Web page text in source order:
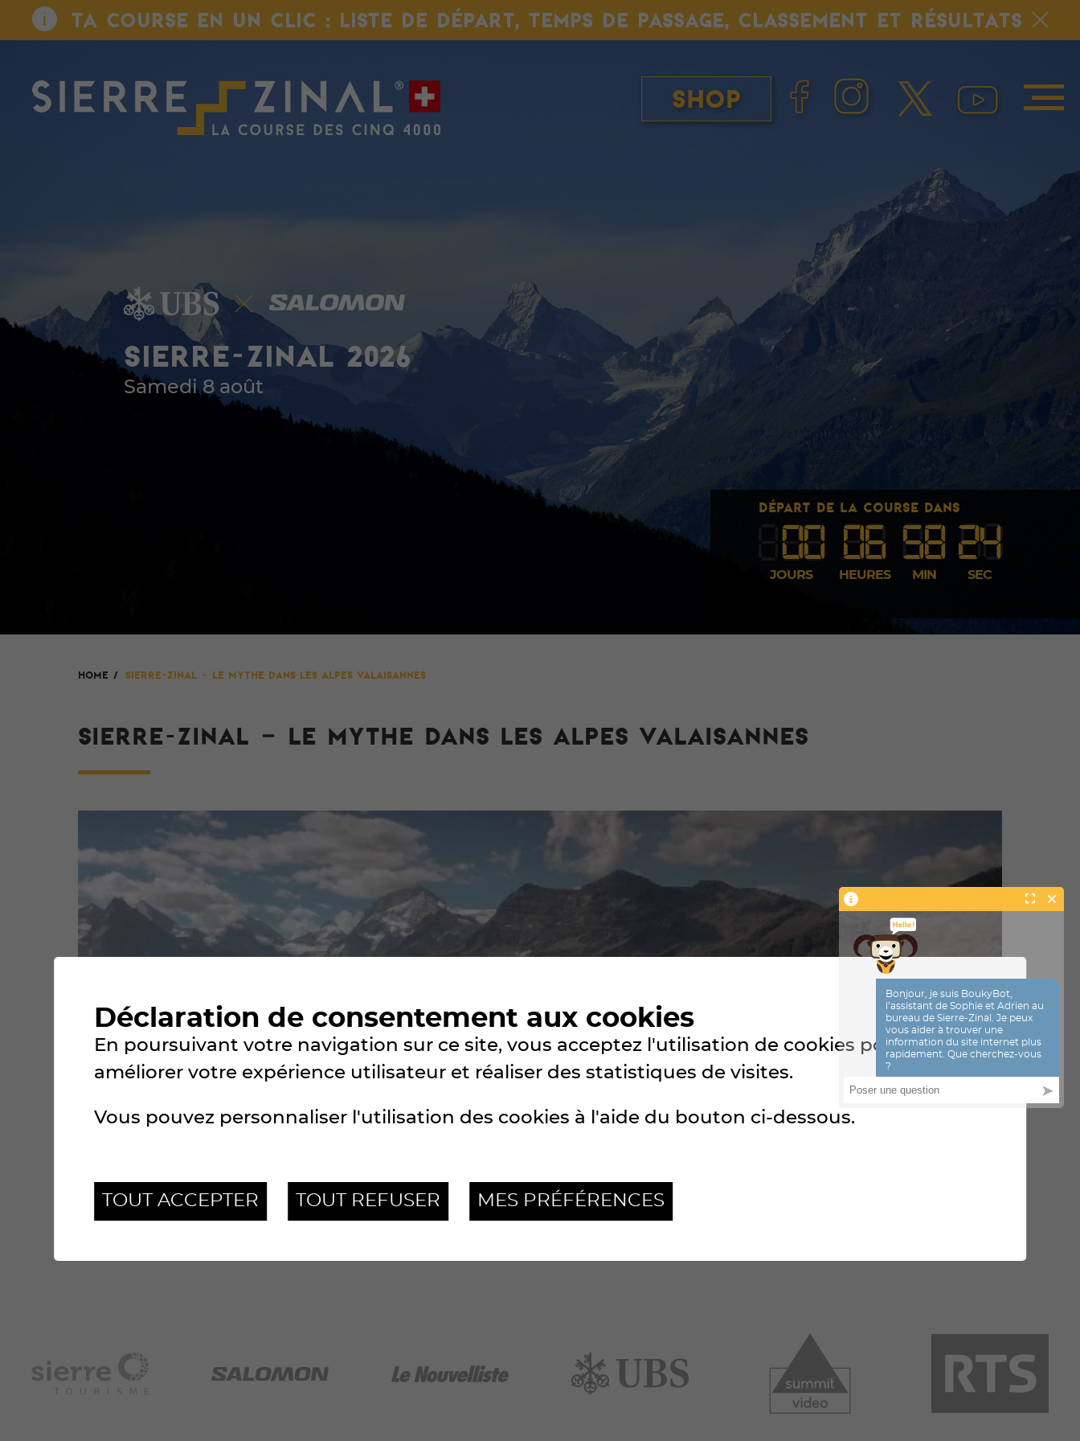
TA COURSE EN UN CLIC : LISTE DE DÉPART, TEMPS DE PASSAGE, CLASSEMENT ET RÉSULTATS
SIERRE-ZINAL 2026
Samedi 8 août
DÉPART DE LA COURSE DANS
00 06 58 23
JOURS HEURES MIN SEC
Shop
HOME / Sierre-Zinal – Le mythe dans les Alpes valaisannes
SIERRE-ZINAL – LE MYTHE DANS LES ALPES VALAISANNES
Déclaration de consentement aux cookies
En poursuivant votre navigation sur ce site, vous acceptez l'utilisation de cookies pour
améliorer votre expérience utilisateur et réaliser des statistiques de visites.
Vous pouvez personnaliser l'utilisation des cookies à l'aide du bouton ci-dessous.
TOUT ACCEPTER TOUT REFUSER MES PRÉFÉRENCES